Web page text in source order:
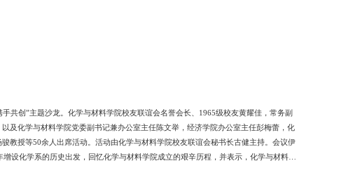
共创”主题沙龙。化学与材料学院校友联谊会名誉会长、1965级校友黄耀佳，常务副
及化学与材料学院党委副书记兼办公室主任陈文举，经济学院办公室主任彭梅蕾，化
教授等50余人出席活动。活动由化学与材料学院校友联谊会秘书长古健主持。会议伊
设化学系的历史出发，回忆化学与材料学院成立的艰辛历程，并表示，化学与材料学